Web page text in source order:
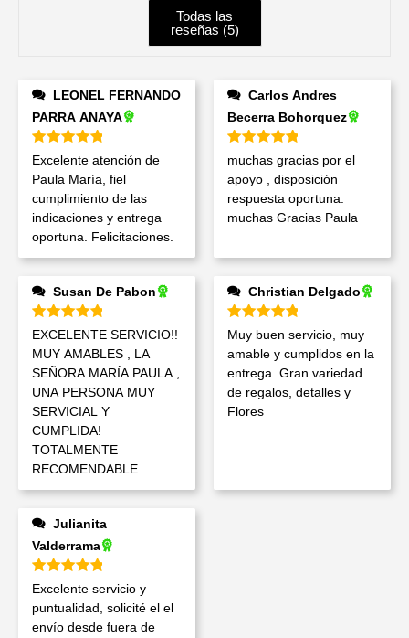
Todas las
reseñas (5)
PARRA ANAYA
Valorado en5de 5
Excelente atención de
Paula María, fiel
cumplimiento de las
indicaciones y entrega
oportuna. Felicitaciones.
Becerra Bohorquez
Valorado en5de 5
muchas gracias por el
apoyo , disposición
respuesta oportuna.
muchas Gracias Paula
Susan De Pabon
Valorado en5de 5
EXCELENTE SERVICIO!!
MUY AMABLES , LA
SEÑORA MARÍA PAULA ,
UNA PERSONA MUY
SERVICIAL Y
CUMPLIDA!
TOTALMENTE
RECOMENDABLE
Christian Delgado
Valorado en 5de 5
Muy buen servicio, muy
amable y cumplidos en la
entrega. Gran variedad
de regalos, detalles y
Flores
Valderrama
Valorado en 5de 5
Excelente servicio y
puntualidad, solicité el el
envío desde fuera de